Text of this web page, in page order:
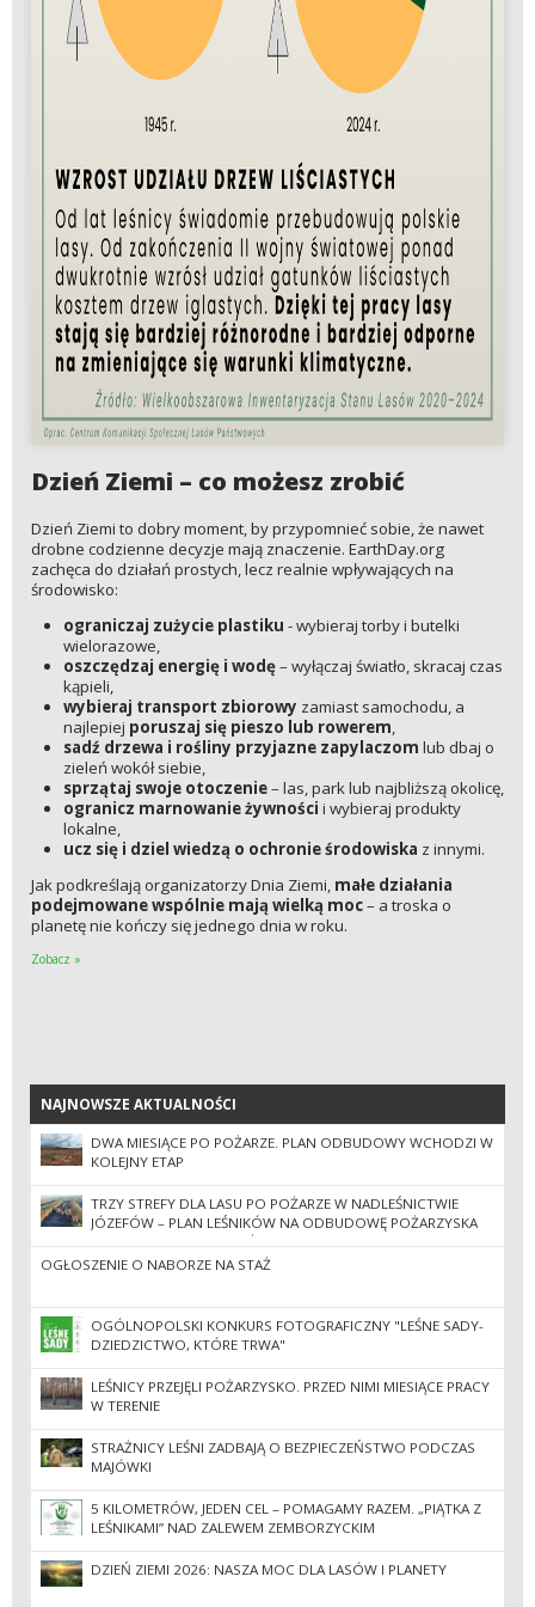
Dzień Ziemi – co możesz zrobić
Dzień Ziemi to dobry moment, by przypomnieć sobie, że nawet
drobne codzienne decyzje mają znaczenie. EarthDay.org
zachęca do działań prostych, lecz realnie wpływających na
środowisko:
ograniczaj zużycie plastiku - wybieraj torby i butelki
wielorazowe,
oszczędzaj energię i wodę– wyłączaj światło, skracaj czas
kąpieli,
wybieraj transport zbiorowy zamiast samochodu, a
najlepiej poruszaj się pieszo lub rowerem,
sadź drzewa i rośliny przyjazne zapylaczom lub dbaj o
zieleń wokół siebie,
sprzątaj swoje otoczenie– las, park lub najbliższą okolicę,
ogranicz marnowanie żywności i wybieraj produkty
lokalne,
ucz się i dziel wiedzą o ochronie środowiska z innymi.
Jak podkreślają organizatorzy Dnia Ziemi, małe działania
podejmowane wspólnie mają wielką moc– a troska o
planetę nie kończy się jednego dnia w roku.
Zobacz »
NAJNOWSZE AKTUALNOŚCI
NAJNOWSZE AKTUALNOŚCI
DWA MIESIĄCE PO POŻARZE. PLAN ODBUDOWY WCHODZI W
KOLEJNY ETAP
TRZY STREFY DLA LASU PO POŻARZE W NADLEŚNICTWIE
JÓZEFÓW – PLAN LEŚNIKÓW NA ODBUDOWĘ POŻARZYSKA
ZNISZCZONEGO PRZEZ ŻYWIOŁ
OGŁOSZENIE O NABORZE NA STAŻ
OGÓLNOPOLSKI KONKURS FOTOGRAFICZNY "LEŚNE SADY-
DZIEDZICTWO, KTÓRE TRWA"
LEŚNICY PRZEJĘLI POŻARZYSKO. PRZED NIMI MIESIĄCE PRACY
W TERENIE
STRAŻNICY LEŚNI ZADBAJĄ O BEZPIECZEŃSTWO PODCZAS
MAJÓWKI
5 KILOMETRÓW, JEDEN CEL – POMAGAMY RAZEM. „PIĄTKA Z
LEŚNIKAMI” NAD ZALEWEM ZEMBORZYCKIM
DZIEŃ ZIEMI 2026: NASZA MOC DLA LASÓW I PLANETY